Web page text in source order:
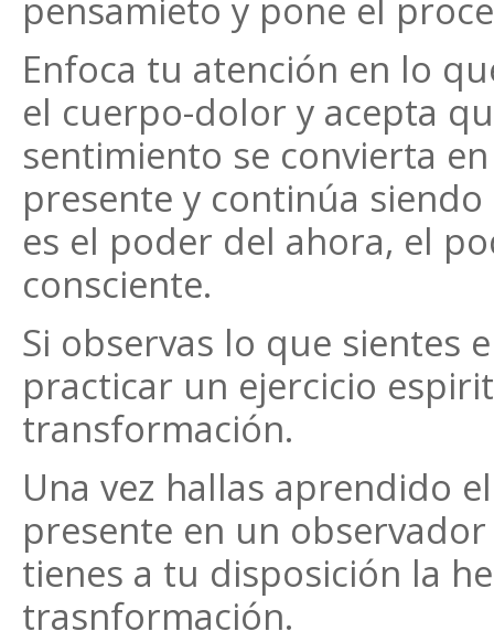
pensamieto y pone el
Enfoca tu atención en lo
el cuerpo-dolor y acepta
sentimiento se convierta
presente y continúa
es el poder del ahora, el
consciente.
Si observas lo que sientes
practicar un ejercicio
transformación.
Una vez hallas aprendido
presente en un
tienes a tu disposición la
trasnformación.